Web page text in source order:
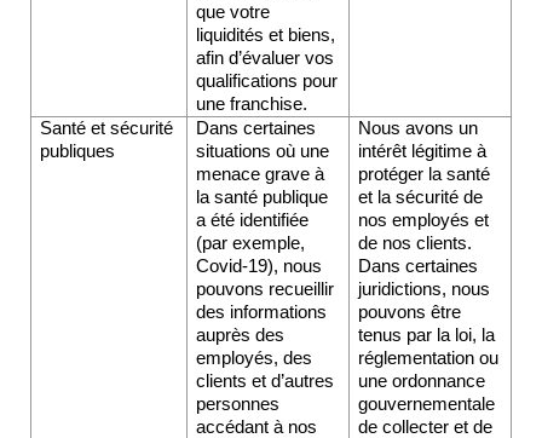
que votre
liquidités et biens,
afin d’évaluer vos
qualifications pour
une franchise.
Santé et sécurité
publiques
Dans certaines
situations où une
menace grave à
la santé publique
a été identifiée
(par exemple,
Covid-19), nous
pouvons recueillir
des informations
auprès des
employés, des
clients et d’autres
personnes
accédant à nos
Nous avons un
intérêt légitime à
protéger la santé
et la sécurité de
nos employés et
de nos clients.
Dans certaines
juridictions, nous
pouvons être
tenus par la loi, la
réglementation ou
une ordonnance
gouvernementale
de collecter et de